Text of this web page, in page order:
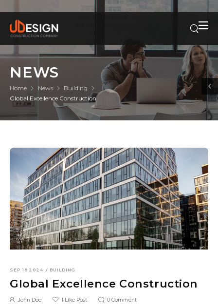
NEWS
Home News
Building
Global Excellence Construction
SEP 18 2024 / BUILDING
Global Excellence Construction
John Doe 1 Like Post 0 Comment